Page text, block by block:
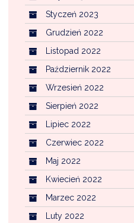
Styczeń 2023
Grudzień 2022
Listopad 2022
Październik 2022
Wrzesień 2022
Sierpień 2022
Lipiec 2022
Czerwiec 2022
Maj 2022
Kwiecień 2022
Marzec 2022
Luty 2022